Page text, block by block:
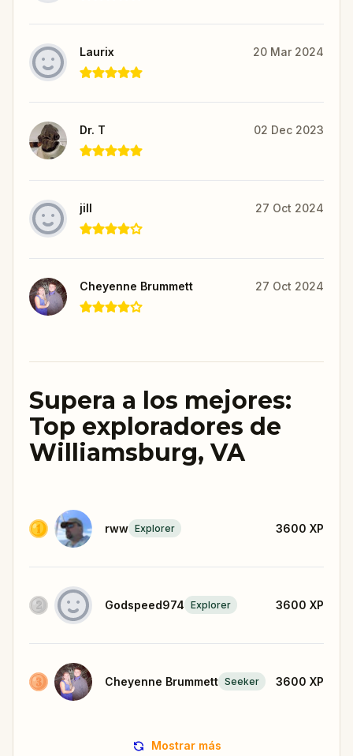
Laurix 20 Mar 2024
Dr. T 02 Dec 2023
jill 27 Oct 2024
Cheyenne Brummett 27 Oct 2024
Supera a los mejores:
Top exploradores de
Williamsburg, VA
rww Explorer 3600 XP
Godspeed974 Explorer 3600 XP
Cheyenne Brummett Seeker 3600 XP
Mostrar más